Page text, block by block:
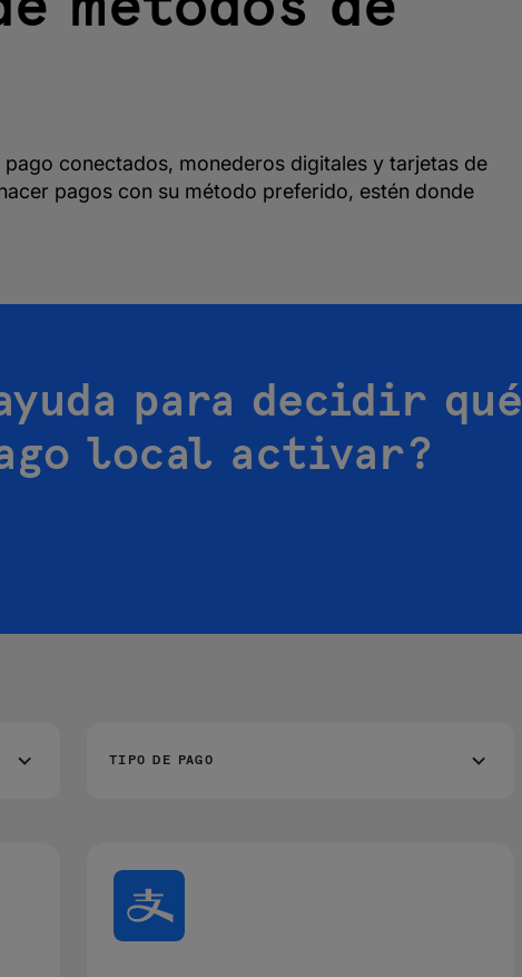
conectados, monederos digitales y tarjetas de
pagos con su método preferido, estén donde
para decidir qué
local activar?
TIPO DE PAGO